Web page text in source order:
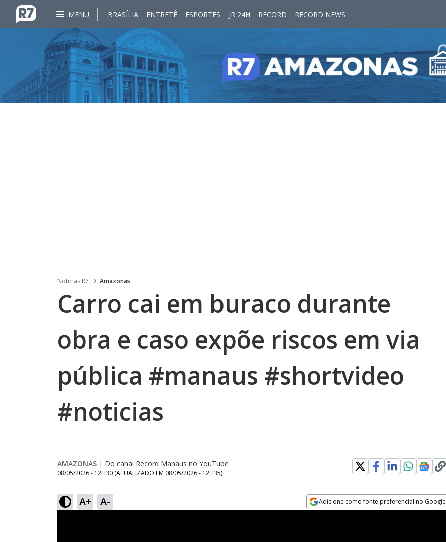
MENU BRASÍLIA ENTRETÊ ESPORTES JR 24H RECORD RECORD NEWS
Noticias R7 Amazonas
Carro cai em buraco durante
obra e caso expõe riscos em via
pública #manaus #shortvideo
#noticias
AMAZONAS | Do canal Record Manaus no YouTube
08/05/2026 - 12H30 (ATUALIZADO EM 08/05/2026 - 12H35)
A+ A- Adicione como fonte preferencial no Google